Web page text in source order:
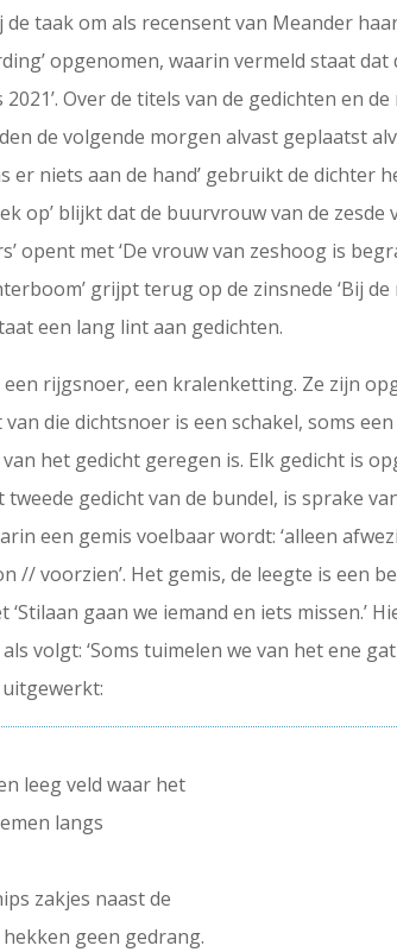
taak om als recensent van Meander
opgenomen, waarin vermeld staat
Over de titels van de gedichten en
de volgende morgen alvast geplaatst
er niets aan de hand’ gebruikt de dichter
op’ blijkt dat de buurvrouw van de
opent met ‘De vrouw van zeshoog is
grijpt terug op de zinsnede ‘Bij
een lang lint aan gedichten.
rijgsnoer, een kralenketting. Ze zijn
die dichtsnoer is een schakel, soms
het gedicht geregen is. Elk gedicht is
tweede gedicht van de bundel, is sprake
een gemis voelbaar wordt: ‘alleen
// voorzien’. Het gemis, de leegte is een
gaan we iemand en iets missen.’
volgt: ‘Soms tuimelen we van het ene
leeg veld waar het
langs
zakjes naast de
geen gedrang.